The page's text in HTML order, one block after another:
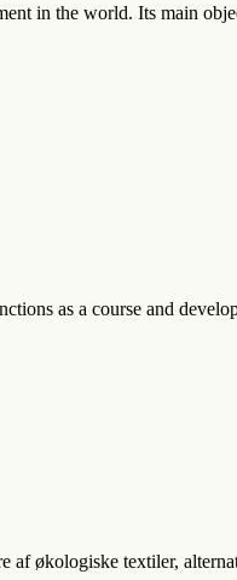
in the world. Its main
as a course and
af økologiske textiler,